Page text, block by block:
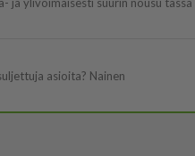
asioita? Nainen